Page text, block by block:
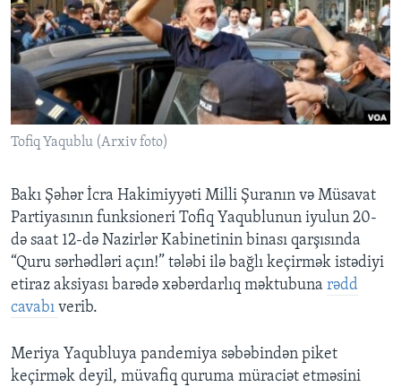
BIZI IZLƏYIN
Dillər
Tofiq Yaqublu (Arxiv foto)
Bakı Şəhər İcra Hakimiyyəti Milli Şuranın və Müsavat
Partiyasının funksioneri Tofiq Yaqublunun iyulun 20-
də saat 12-də Nazirlər Kabinetinin binası qarşısında
“Quru sərhədləri açın!” tələbi ilə bağlı keçirmək istədiyi
etiraz aksiyası barədə xəbərdarlıq məktubuna rədd
cavabı verib.
Meriya Yaqubluya pandemiya səbəbindən piket
keçirmək deyil, müvafiq quruma müraciət etməsini